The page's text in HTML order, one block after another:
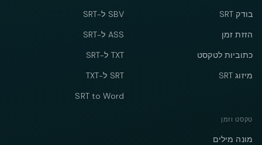
בודק SRT
הזזת זמן
כתוביות לטקסט
מיזוג SRT
SBV ל-SRT
ASS ל-SRT
TXT ל-SRT
SRT ל-TXT
SRT to Word
טקסט וזמן
מונה מילים